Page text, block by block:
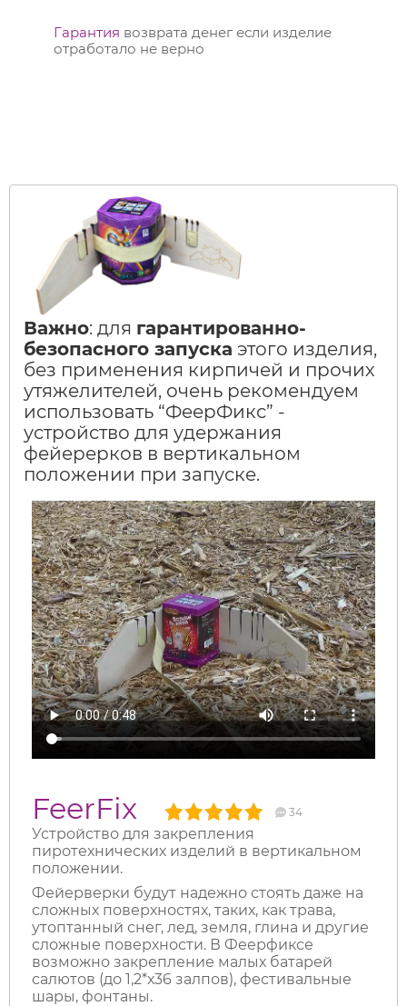
Гарантия возврата денег если изделие
отработало не верно
Важно: для гарантированно-
безопасного запуска этого изделия,
без применения кирпичей и прочих
утяжелителей, очень рекомендуем
использовать “ФеерФикс” -
устройство для удержания
фейерерков в вертикальном
положении при запуске.
FeerFix 34
Устройство для закрепления
пиротехнических изделий в вертикальном
положении.
Фейерверки будут надежно стоять даже на
сложных поверхностях, таких, как трава,
утоптанный снег, лед, земля, глина и другие
сложные поверхности. В Феерфиксе
возможно закрепление малых батарей
салютов (до 1,2*х36 залпов), фестивальные
шары, фонтаны.